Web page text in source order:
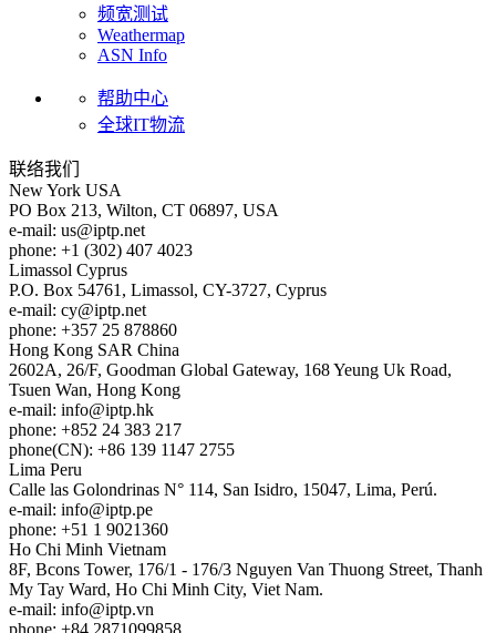
频宽测试
Weathermap
ASN Info
帮助中心
全球IT物流
联络我们
New York USA
PO Box 213, Wilton, CT 06897, USA
e-mail: us
iptp.net
phone: +1 (302) 407 4023
Limassol Cyprus
P.O. Box 54761, Limassol, CY-3727, Cyprus
e-mail: cy
iptp.net
phone: +357 25 878860
Hong Kong SAR China
2602A, 26/F, Goodman Global Gateway, 168 Yeung Uk Road,
Tsuen Wan, Hong Kong
e-mail: info
iptp.hk
phone: +852 24 383 217
phone(CN): +86 139 1147 2755
Lima Peru
Calle las Golondrinas N° 114, San Isidro, 15047, Lima, Perú.
e-mail: info
iptp.pe
phone: +51 1 9021360
Ho Chi Minh Vietnam
8F, Bcons Tower, 176/1 - 176/3 Nguyen Van Thuong Street, Thanh
My Tay Ward, Ho Chi Minh City, Viet Nam.
e-mail: info
iptp.vn
phone: +84 2871099858